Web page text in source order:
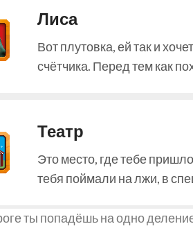
Лиса
Вот плутовка, ей так и
счётчика. Перед тем как
Театр
Это место, где тебе
тебя поймали на лжи, в
ты попадёшь на одно